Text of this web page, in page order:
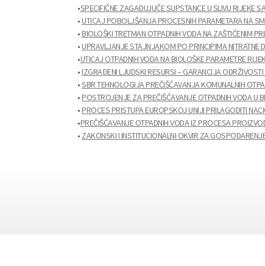
•SPECIFIČNE ZAGAĐUJUĆE SUPSTANCE U SLIVU RIJEKE
•UTICAJ POBOLJŠANJA PROCESNIH PARAMETARA NA
•BIOLOŠKI TRETMAN OTPADNIH VODA NA ZAŠTIĆENIM
•UPRAVLJANJE STAJNJAKOM PO PRINCIPIMA NITRATNE
•UTICAJ OTPADNIH VODA NA BIOLOŠKE PARAMETRE
•IZGRAĐENI LJUDSKI RESURSI – GARANCIJA
•SBR TEHNOLOGIJA PREČIŠĆAVANJA KOMUNALNIH
•POSTROJENJE ZA PREČIŠĆAVANJE OTPADNIH VODA U
•PROCES PRISTUPA EUROPSKOJ UNIJI PRILAGODITI
•PREČIŠĆAVANJE OTPADNIH VODA IZ PROCESA
• ZAKONSKI I INSTITUCIONALNI OKVIR ZA